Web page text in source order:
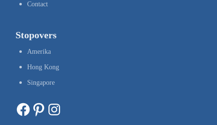
Contact
Stopovers
Amerika
Hong Kong
Singapore
Facebook Pinterest Instagram